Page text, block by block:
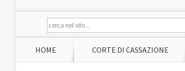
HOME CORTE DI CASSAZIONE